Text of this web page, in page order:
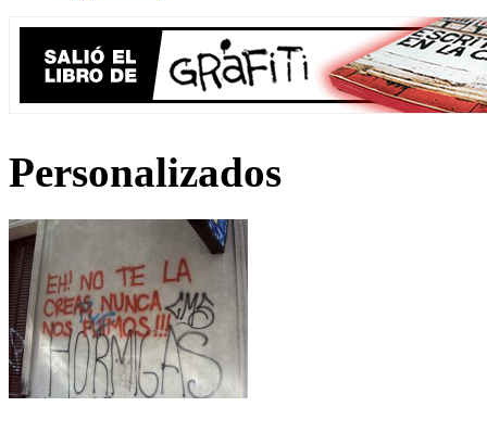
Personalizados